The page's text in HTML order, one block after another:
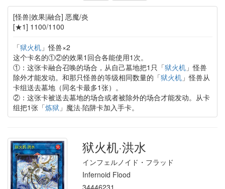
[怪兽|效果|融合] 恶魔/炎
[★1] 1100/1100
「狱火机」怪兽×2
这个卡名的①②的效果1回合各能使用1次。
①：这张卡融合召唤的场合，从自己墓地把1只「狱火机」怪兽
除外才能发动。和那只怪兽的等级相同数量的「狱火机」怪兽从
卡组送去墓地（同名卡最多1张）。
②：这张卡被送去墓地的场合或者被除外的场合才能发动。从卡
组把1张「炼狱 」魔法·陷阱卡加入手卡。
狱火机·洪水
インフェルノイド・フラッド
Infernoid Flood
34446231